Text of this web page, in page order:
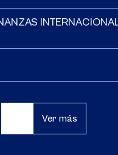
Ver más